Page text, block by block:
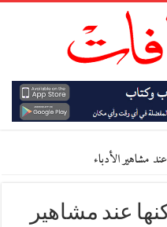
مشاهير الأدباء
عند مشاهير